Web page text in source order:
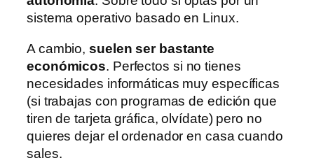
sistema operativo basado en Linux.
A cambio, suelen ser bastante
económicos. Perfectos si no tienes
necesidades informáticas muy específicas
(si trabajas con programas de edición que
tiren de tarjeta gráfica, olvídate) pero no
quieres dejar el ordenador en casa cuando
sales.